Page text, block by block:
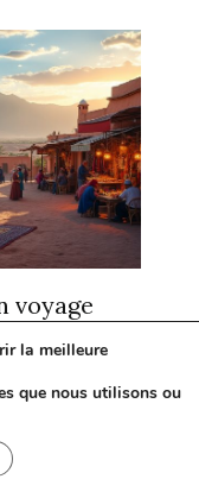
voyage
Maroc
Par Gina
la meilleure
que nous utilisons ou